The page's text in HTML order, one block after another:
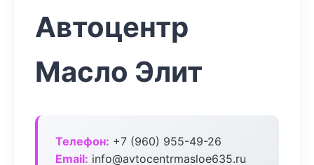
Автоцентр
Масло Элит
Телефон: +7 (960) 955-49-26
Email: info@avtocentrmasloe635.ru